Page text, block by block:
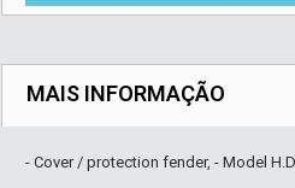
MAIS INFORMAÇÃO
- Cover / protection fender, - Model